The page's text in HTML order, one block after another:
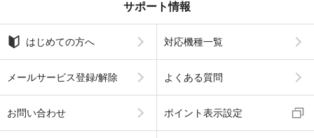
サポート情報
はじめての方へ 対応機種一覧
メールサービス登録/解除 よくある質問
お問い合わせ ポイント表示設定